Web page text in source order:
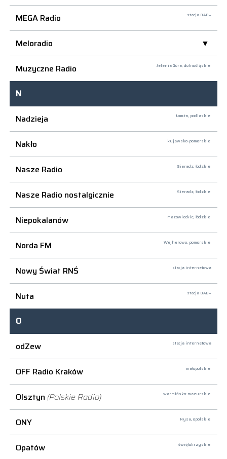
MEGA Radio stacja DAB+
Meloradio
Muzyczne Radio
Jelenia Góra, dolnośląskie
N
Nadzieja
Łomża, podlaskie
Nakło kujawsko-pomorskie
Nasze Radio Sieradz, łódzkie
Nasze Radio nostalgicznie Sieradz, łódzkie
Niepokalanów mazowieckie, łódzkie
Norda FM Wejherowo, pomorskie
Nowy Świat RNŚ stacja internetowa
Nuta stacja DAB+
O
odZew
stacja internetowa
OFF Radio Kraków małopolskie
Olsztyn (Polskie Radio) warmińsko-mazurskie
ONY Nysa, opolskie
Opatów świętokrzyskie